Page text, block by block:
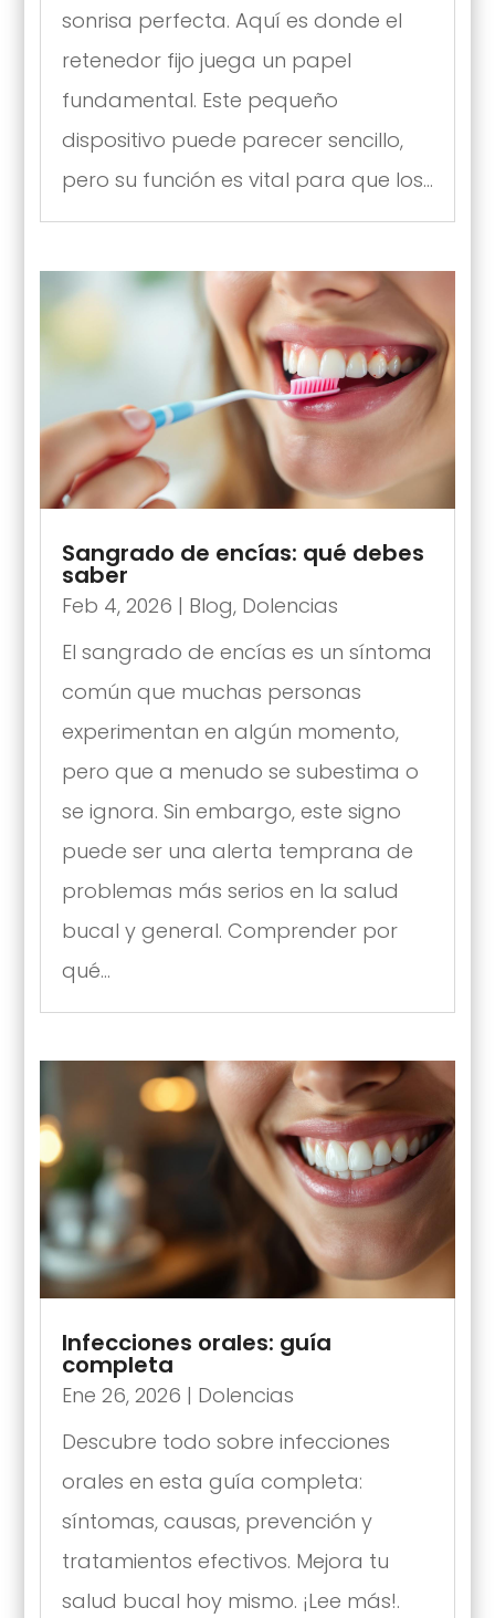
sonrisa perfecta. Aquí es donde el
retenedor fijo juega un papel
fundamental. Este pequeño
dispositivo puede parecer sencillo,
pero su función es vital para que los...
Sangrado de encías: qué debes
saber
Feb 4, 2026 | Blog, Dolencias
El sangrado de encías es un síntoma
común que muchas personas
experimentan en algún momento,
pero que a menudo se subestima o
se ignora. Sin embargo, este signo
puede ser una alerta temprana de
problemas más serios en la salud
bucal y general. Comprender por
qué...
Infecciones orales: guía
completa
Ene 26, 2026 | Dolencias
Descubre todo sobre infecciones
orales en esta guía completa:
síntomas, causas, prevención y
tratamientos efectivos. Mejora tu
salud bucal hoy mismo. ¡Lee más!.